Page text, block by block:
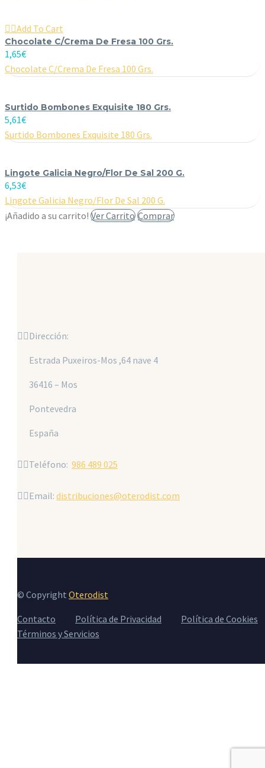
Add To Cart
Chocolate C/Crema De Fresa 100 Grs.
1,65€
Chocolate C/Crema De Fresa 100 Grs.
Surtido Bombones Exquisite 180 Grs.
5,61€
Surtido Bombones Exquisite 180 Grs.
Lingote Galicia Negro/Flor De Sal 200 G.
6,53€
Lingote Galicia Negro/Flor De Sal 200 G.
¡Añadido a su carrito! Ver Carrito Comprar
Dirección:
Estrada Puxeiros-Mos ,64 nave 4
36416 – Mos
Pontevedra
España
Teléfono: 986 489 025
Email: distribuciones@oterodist.com
© Copyright Oterodist
Contacto Política de Privacidad
Política de Cookies
Términos y Servicios